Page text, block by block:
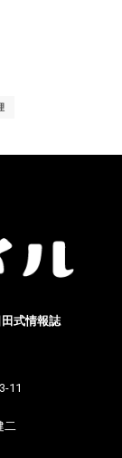
式情報誌
11
二